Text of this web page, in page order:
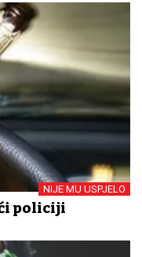
NIJE MU USPJELO
policiji